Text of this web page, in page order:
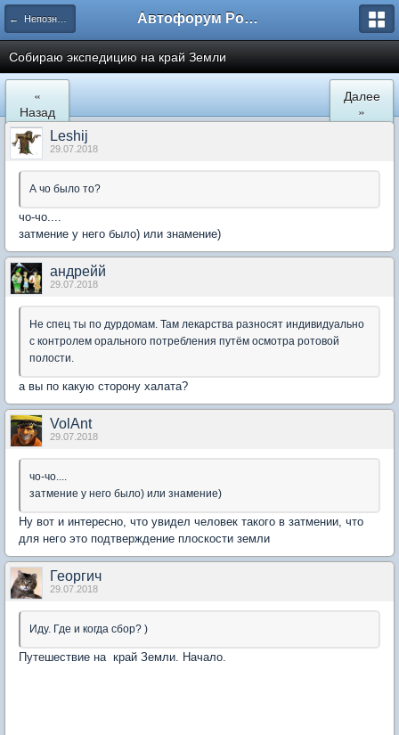
← Непознанное Автофорум Ростова-на-Дону
Собираю экспедицию на край Земли
«
Назад
Далее
»
Leshij
29.07.2018
А чо было то?
чо-чо....
затмение у него было) или знамение)
андрейй
29.07.2018
Не спец ты по дурдомам. Там лекарства разносят индивидуально
с контролем орального потребления путём осмотра ротовой
полости.
а вы по какую сторону халата?
VolAnt
29.07.2018
чо-чо....
затмение у него было) или знамение)
Ну вот и интересно, что увидел человек такого в затмении, что
для него это подтверждение плоскости земли
Георгич
29.07.2018
Иду. Где и когда сбор? )
Путешествие на край Земли. Начало.